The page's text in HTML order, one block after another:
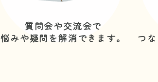
質問会や交流会で
悩みや疑問を解消できます。
つ